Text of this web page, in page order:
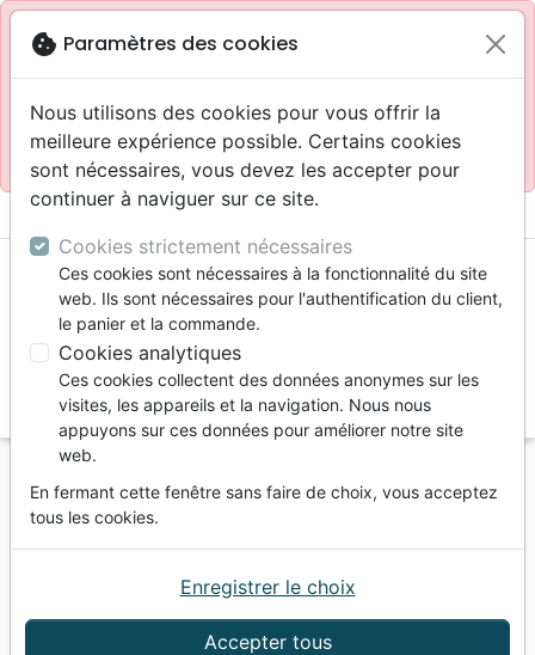
blockSite réservé aux professionnels
Accès pour les professionnels : Se connecter
Site pour le grand public : La Maison de la Bible
menu
Vous ne pouvez pas créer de nouvelle commande
depuis votre pays (United States).
Evangelisation
Was nicht nur Katholiken wissen wollen
cookie Paramètres des cookies
Nous utilisons des cookies pour vous offrir la
meilleure expérience possible. Certains cookies
sont nécessaires, vous devez les accepter pour
continuer à naviguer sur ce site.
Cookies strictement nécessaires
Ces cookies sont nécessaires à la fonctionnalité du site
web. Ils sont nécessaires pour l'authentification du client,
le panier et la commande.
Cookies analytiques
Ces cookies collectent des données anonymes sur les
visites, les appareils et la navigation. Nous nous
appuyons sur ces données pour améliorer notre site
web.
En fermant cette fenêtre sans faire de choix, vous acceptez
tous les cookies.
Accepter tous
Enregistrer le choix